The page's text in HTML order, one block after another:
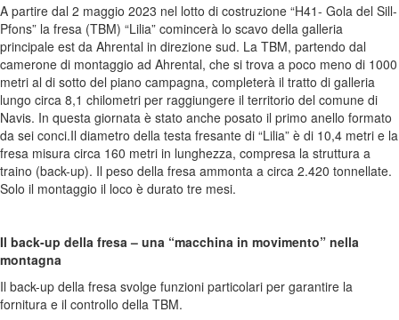
A partire dal 2 maggio 2023 nel lotto di costruzione “H41- Gola del Sill-
Pfons” la fresa (TBM) “Lilia” comincerà lo scavo della galleria
principale est da Ahrental in direzione sud. La TBM, partendo dal
camerone di montaggio ad Ahrental, che si trova a poco meno di 1000
metri al di sotto del piano campagna, completerà il tratto di galleria
lungo circa 8,1 chilometri per raggiungere il territorio del comune di
Navis. In questa giornata è stato anche posato il primo anello formato
da sei conci.Il diametro della testa fresante di “Lilia” è di 10,4 metri e la
fresa misura circa 160 metri in lunghezza, compresa la struttura a
traino (back-up). Il peso della fresa ammonta a circa 2.420 tonnellate.
Solo il montaggio il loco è durato tre mesi.
Il back-up della fresa – una “macchina in movimento” nella
montagna
Il back-up della fresa svolge funzioni particolari per garantire la
fornitura e il controllo della TBM.